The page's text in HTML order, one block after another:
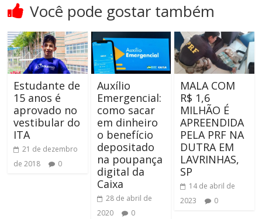
Você pode gostar também
Estudante de
15 anos é
aprovado no
vestibular do
ITA
21 de dezembro
de 2018
0
Auxílio
Emergencial:
como sacar
em dinheiro
o benefício
depositado
na poupança
digital da
Caixa
28 de abril de
2020
0
MALA COM
R$ 1,6
MILHÃO É
APREENDIDA
PELA PRF NA
DUTRA EM
LAVRINHAS,
SP
14 de abril de
2023
0